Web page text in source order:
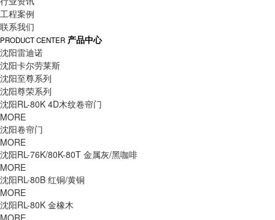
工程案例
联系我们
PRODUCT CENTER 产品中心
沈阳雷迪诺
沈阳卡尔劳莱斯
沈阳至尊系列
沈阳尊荣系列
沈阳RL-80K 4D木纹卷帘门
MORE
沈阳卷帘门
MORE
沈阳RL-76K/80K-80T 金属灰/黑咖啡
MORE
沈阳RL-80B 红铜/黄铜
MORE
沈阳RL-80K 金橡木
MORE